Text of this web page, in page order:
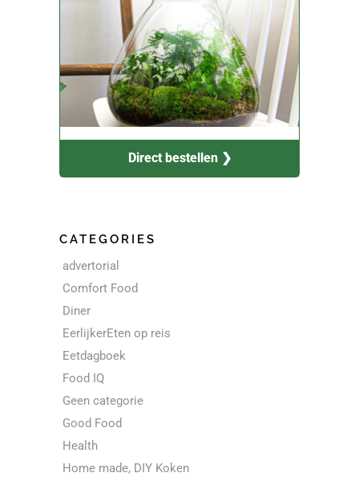
Direct bestellen ❯
CATEGORIES
advertorial
Comfort Food
Diner
EerlijkerEten op reis
Eetdagboek
Food IQ
Geen categorie
Good Food
Health
Home made, DIY Koken